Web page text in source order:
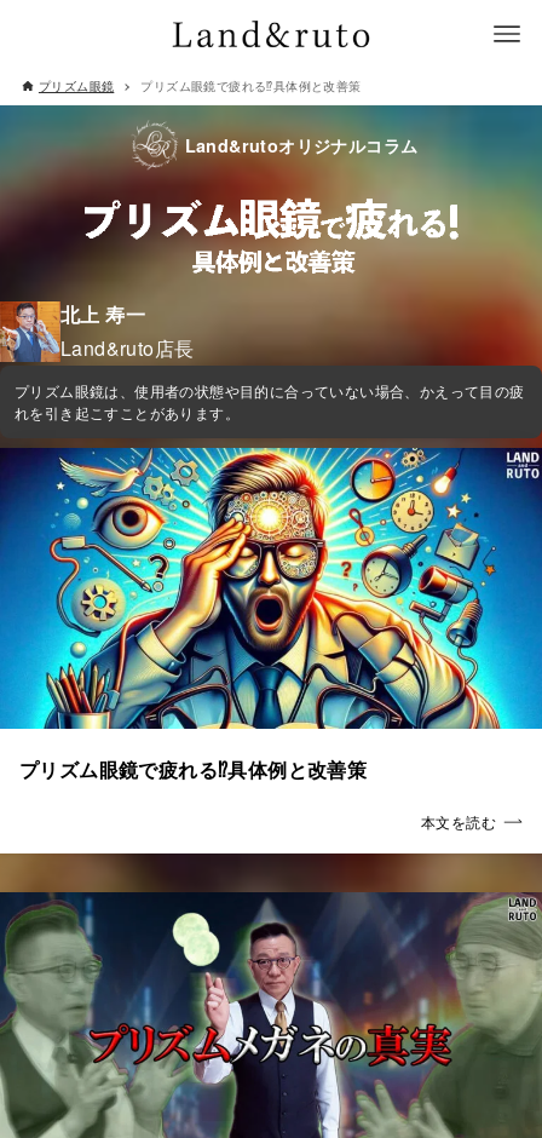
プリズム眼鏡 プリズム眼鏡で疲れる⁉具体例と改善策
Land&rutoオリジナルコラム
北上 寿一
Land&ruto店長
​プリズム眼鏡は、使用者の状態や目的に合っていない場合、かえって目の疲
れを引き起こすことがあります。​
プリズム眼鏡で疲れる⁉具体例と改善策
本文を読む